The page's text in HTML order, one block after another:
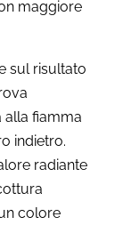
maggiore
sul risultato
alla fiamma
indietro.
radiante
colore